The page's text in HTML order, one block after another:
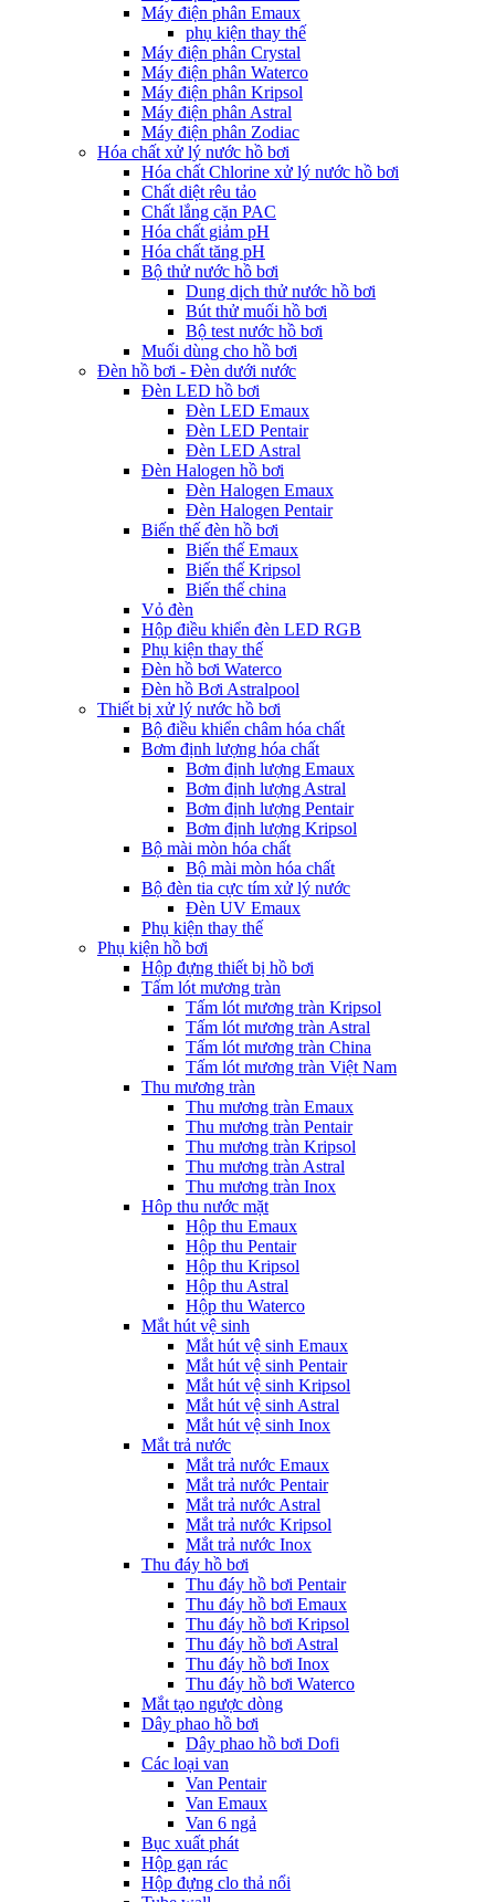
Máy điện phân Emaux
phụ kiện thay thế
Máy điện phân Crystal
Máy điện phân Waterco
Máy điện phân Kripsol
Máy điện phân Astral
Máy điện phân Zodiac
Hóa chất xử lý nước hồ bơi
Hóa chất Chlorine xử lý nước hồ bơi
Chất diệt rêu tảo
Chất lắng cặn PAC
Hóa chất giảm pH
Hóa chất tăng pH
Bộ thử nước hồ bơi
Dung dịch thử nước hồ bơi
Bút thử muối hồ bơi
Bộ test nước hồ bơi
Muối dùng cho hồ bơi
Đèn hồ bơi - Đèn dưới nước
Đèn LED hồ bơi
Đèn LED Emaux
Đèn LED Pentair
Đèn LED Astral
Đèn Halogen hồ bơi
Đèn Halogen Emaux
Đèn Halogen Pentair
Biến thế đèn hồ bơi
Biến thế Emaux
Biến thế Kripsol
Biến thế china
Vỏ đèn
Hộp điều khiển đèn LED RGB
Phụ kiện thay thế
Đèn hồ bơi Waterco
Đèn hồ Bơi Astralpool
Thiết bị xử lý nước hồ bơi
Bộ điều khiển châm hóa chất
Bơm định lượng hóa chất
Bơm định lượng Emaux
Bơm định lượng Astral
Bơm định lượng Pentair
Bơm định lượng Kripsol
Bộ mài mòn hóa chất
Bộ mài mòn hóa chất
Bộ đèn tia cực tím xử lý nước
Đèn UV Emaux
Phụ kiện thay thế
Phụ kiện hồ bơi
Hộp đựng thiết bị hồ bơi
Tấm lót mương tràn
Tấm lót mương tràn Kripsol
Tấm lót mương tràn Astral
Tấm lót mương tràn China
Tấm lót mương tràn Việt Nam
Thu mương tràn
Thu mương tràn Emaux
Thu mương tràn Pentair
Thu mương tràn Kripsol
Thu mương tràn Astral
Thu mương tràn Inox
Hôp thu nước mặt
Hộp thu Emaux
Hộp thu Pentair
Hộp thu Kripsol
Hộp thu Astral
Hộp thu Waterco
Mắt hút vệ sinh
Mắt hút vệ sinh Emaux
Mắt hút vệ sinh Pentair
Mắt hút vệ sinh Kripsol
Mắt hút vệ sinh Astral
Mắt hút vệ sinh Inox
Mắt trả nước
Mắt trả nước Emaux
Mắt trả nước Pentair
Mắt trả nước Astral
Mắt trả nước Kripsol
Mắt trả nước Inox
Thu đáy hồ bơi
Thu đáy hồ bơi Pentair
Thu đáy hồ bơi Emaux
Thu đáy hồ bơi Kripsol
Thu đáy hồ bơi Astral
Thu đáy hồ bơi Inox
Thu đáy hồ bơi Waterco
Mắt tạo ngược dòng
Dây phao hồ bơi
Dây phao hồ bơi Dofi
Các loại van
Van Pentair
Van Emaux
Van 6 ngả
Bục xuất phát
Hộp gạn rác
Hộp đựng clo thả nổi